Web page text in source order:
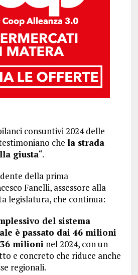
consuntivi 2024 delle
che la strada
giusta“.
della prima
Fanelli, assessore alla
legislatura, che continua:
del sistema
è passato dai 46 milioni
milioni nel 2024, con un
e concreto che riduce anche
regionali.